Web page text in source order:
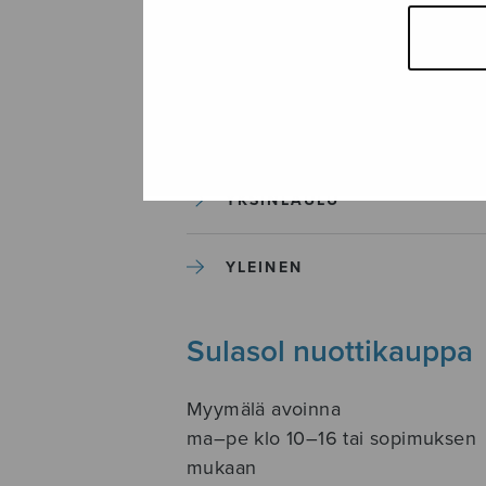
SOITINKOULUT JA OPPAAT
YKSINLAULU
YLEINEN
Sulasol nuottikauppa
Myymälä avoinna
ma–pe klo 10–16 tai sopimuksen
mukaan